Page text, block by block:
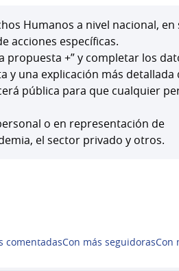
Humanos a nivel nacional, en
acciones específicas.
propuesta +” y completar los
una explicación más detallada
pública para que cualquier
o en representación de
el sector privado y otros.
comentadasCon más seguidorasCon